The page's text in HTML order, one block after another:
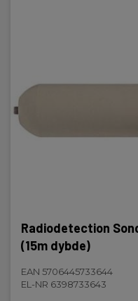
Radiodetection
(15m dybde)
EAN 5706445733644
EL-NR 6398733643